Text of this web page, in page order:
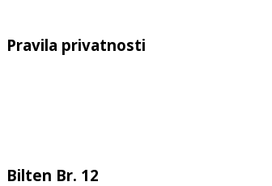
Pravila privatnosti
Bilten Br. 12